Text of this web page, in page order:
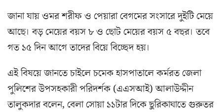
জানা যায় ওমর শরীফ ও পেয়ারা বেগমের সংসারে দুইটি মেয়ে
আছে। বড় মেয়ের বয়স ৮ ও ছোট মেয়ের বয়স ৫ বছর। তবে
গত ১৫ দিন আগে তাদের বিয়ে বিচ্ছেদ হয়।
এই বিষয়ে জানতে চাইলে চমেক হাসপাতালে কর্মরত জেলা
পুলিশের উপসহকারী পরিদর্শক (এএসআই) আলাউদ্দীন
তালুকদার বলেন, বেলা সোয়া ১১টার দিকে ছুরিকাঘাতে গুরুতর